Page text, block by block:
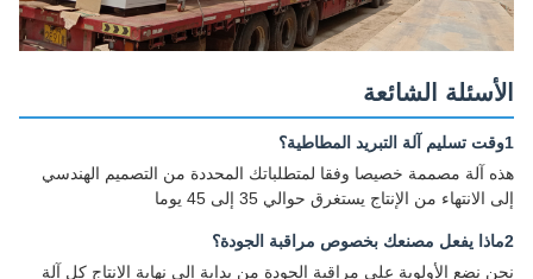
الأسئلة الشائعة
1وقت تسليم آلة التبريد المطاطية؟
هذه آلة مصممة خصيصا وفقا لمتطلباتك المحددة من التصميم الهندسي
إلى الانتهاء من الإنتاج يستغرق حوالي 35 إلى 45 يوما
2ماذا يفعل مصنعك بخصوص مراقبة الجودة؟
نحن نضع الأولوية على مراقبة الجودة من بداية إلى نهاية الإنتاج كل آلة